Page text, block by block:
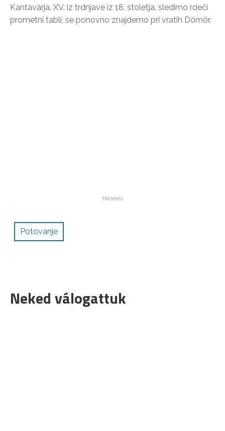
Kantavárja. XV. iz trdnjave iz 18. stoletja, sledimo rdeči
prometni tabli, se ponovno znajdemo pri vratih Dömör.
Potovanje
Neked válogattuk